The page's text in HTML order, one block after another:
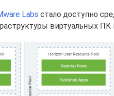
Labs стало доступно
виртуальных ПК